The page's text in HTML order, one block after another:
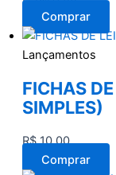
Comprar
Lançamentos
FICHAS
SIMPLES)
R$10,00
Comprar